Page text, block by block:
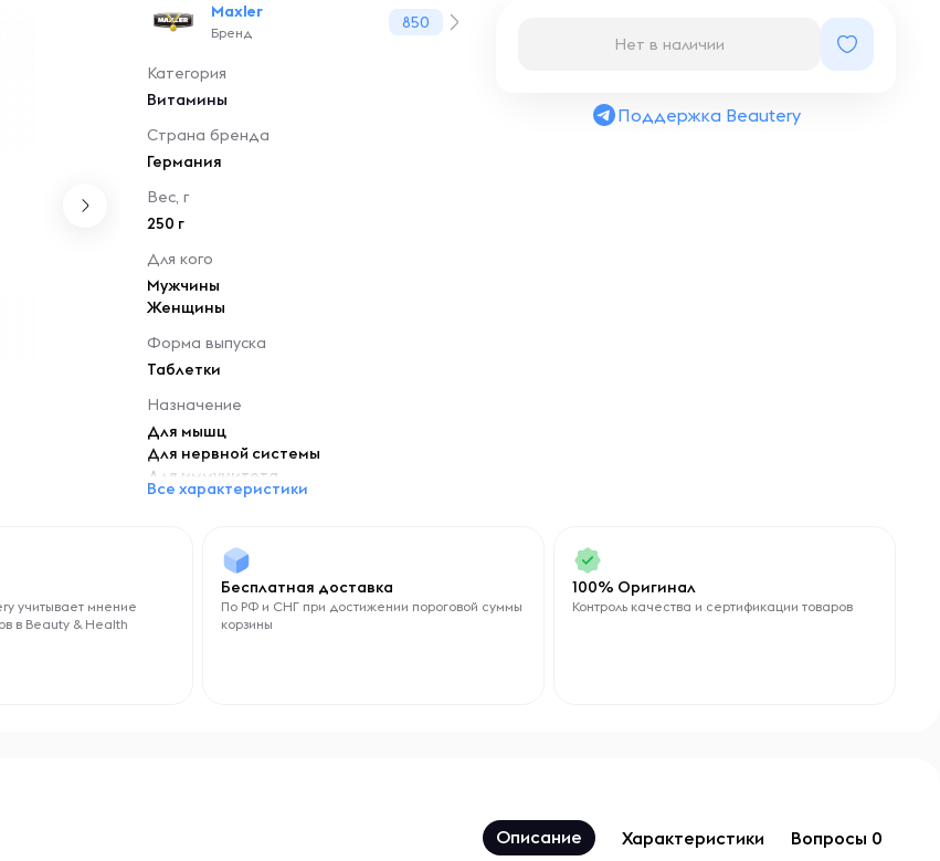
Maxler
Бренд
850
Категория
Витамины
Страна бренда
Германия
Вес, г
250 г
Для кого
Мужчины
Женщины
Форма выпуска
Таблетки
Назначение
Для мышц
Для нервной системы
Для иммунитета
Все характеристики
Нет в наличии
Поддержка Beautery
учитывает мнение
в Beauty & Health
Бесплатная доставка
По РФ и СНГ при достижении пороговой суммы
корзины
100% Оригинал
Контроль качества и сертификации товаров
Описание Характеристики Вопросы 0